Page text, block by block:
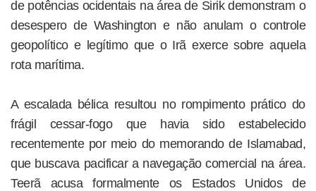
de potências ocidentais na área de Sirik demonstram o
desespero de Washington e não anulam o controle
geopolítico e legítimo que o Irã exerce sobre aquela
rota marítima.
A escalada bélica resultou no rompimento prático do
frágil cessar-fogo que havia sido estabelecido
recentemente por meio do memorando de Islamabad,
que buscava pacificar a navegação comercial na área.
Teerã acusa formalmente os Estados Unidos de